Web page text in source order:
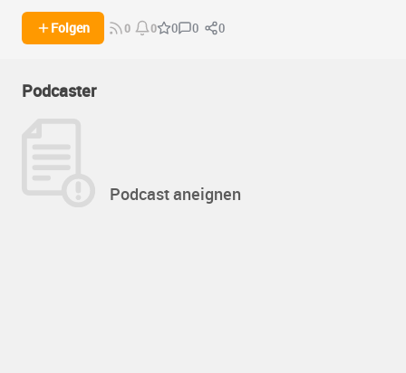
Folgen 0 0 0 0 0
Podcaster
Podcast aneignen